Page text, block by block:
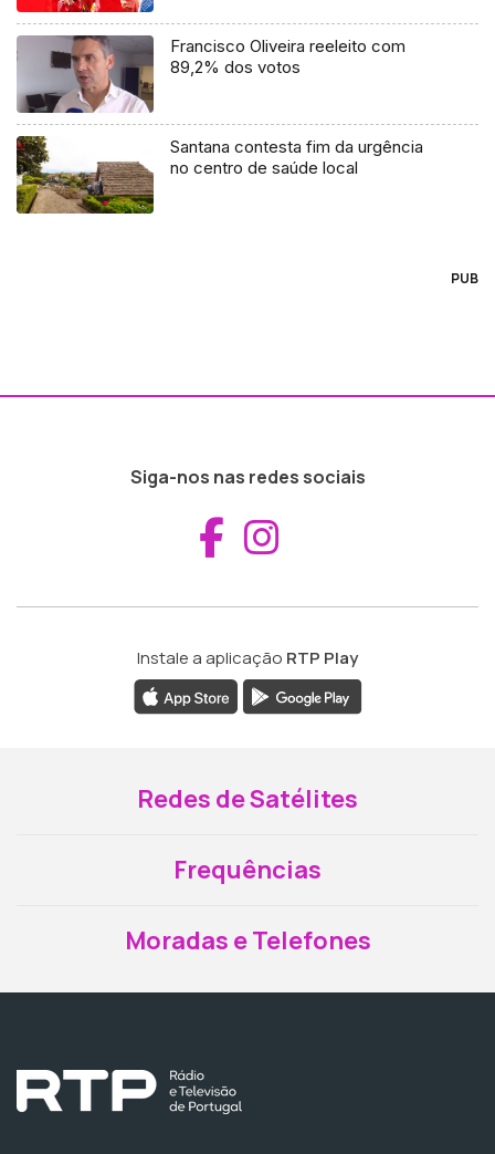
Francisco Oliveira reeleito com
89,2% dos votos
Santana contesta fim da urgência
no centro de saúde local
PUB
Siga-nos nas redes sociais
Aceder ao
Instale a aplicação RTP Play
Redes de Satélites
Frequências
Moradas e Telefones